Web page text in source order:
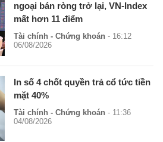
ngoại bán ròng trở lại, VN-Index
mất hơn 11 điểm
Tài chính - Chứng khoán - 16:12
06/08/2026
In số 4 chốt quyền trả cổ tức tiền
mặt 40%
Tài chính - Chứng khoán - 11:36
04/08/2026